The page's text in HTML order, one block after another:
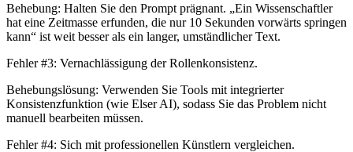
Behebung: Halten Sie den Prompt prägnant. „Ein Wissenschaftler
hat eine Zeitmasse erfunden, die nur 10 Sekunden vorwärts springen
kann“ ist weit besser als ein langer, umständlicher Text.
Fehler #3: Vernachlässigung der Rollenkonsistenz.
Behebungslösung: Verwenden Sie Tools mit integrierter
Konsistenzfunktion (wie Elser AI), sodass Sie das Problem nicht
manuell bearbeiten müssen.
Fehler #4: Sich mit professionellen Künstlern vergleichen.